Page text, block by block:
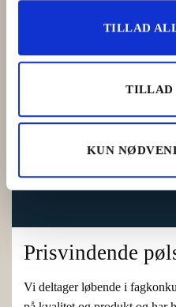
TILLAD
TILLAD
KUN
Prisvindende
Vi deltager løbende i